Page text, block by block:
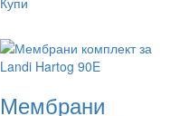
Мембрани